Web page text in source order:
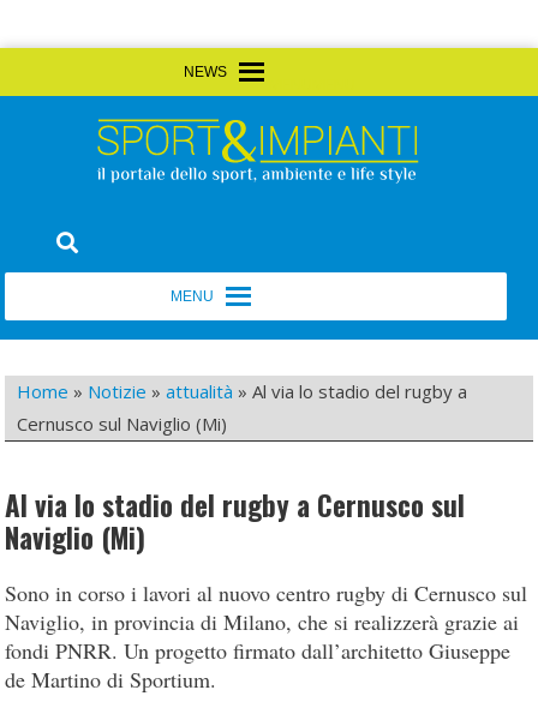
to
Sport&Impianti
Home » Notizie »attualità »Al via lo stadio del rugby a
Cernusco sul Naviglio (Mi)
Al via lo stadio del rugby a Cernusco sul
Naviglio (Mi)
Sono in corso i lavori al nuovo centro rugby di Cernusco sul
Naviglio, in provincia di Milano, che si realizzerà grazie ai
fondi PNRR. Un progetto firmato dall’architetto Giuseppe
de Martino di Sportium.